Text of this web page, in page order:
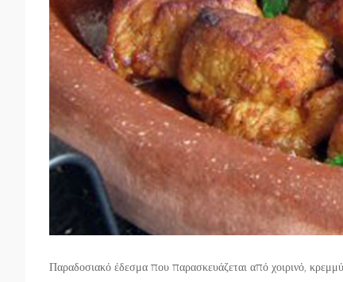
Παραδοσιακό έδεσμα που παρασκευάζεται από χοιρινό,